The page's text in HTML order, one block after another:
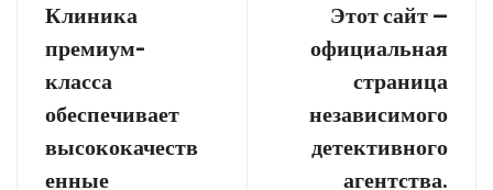
Клиника
премиум-
класса
обеспечивает
высококачеств
енные
Этот сайт —
официальная
страница
независимого
детективного
агентства.